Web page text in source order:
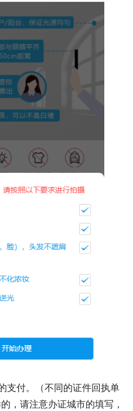
支付。（不同的证件回执单
，请注意办证城市的填写，